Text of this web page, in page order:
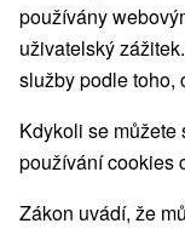
Vyberte
Nejprodávanější
1.
používány
uživatelský
služby podle toho,
Kdykoli se můžete
používání cookies
Zákon uvádí, že